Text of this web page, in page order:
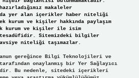
makaleler
yer alan içerikler haber niteliği
kurum ve kişiler hakkında paylaşım
kurum ve kişiler ile isim
tesadüfidir. Sitemizdeki bilgiler
niteliği taşımazlar.
gereğince Bilgi Teknolojileri ve
onaylanmış bir Yer Sağlayıcı
Bu nedenle, sitedeki içerikleri